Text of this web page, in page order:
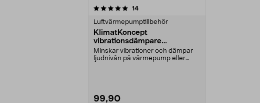
14recensioner
Luftvärmepumptillbehör
KlimatKoncept
vibrationsdämpare
luftvärmepump, 4-pack
Minskar vibrationer och dämpar
ljudnivån på värmepump eller
99,90